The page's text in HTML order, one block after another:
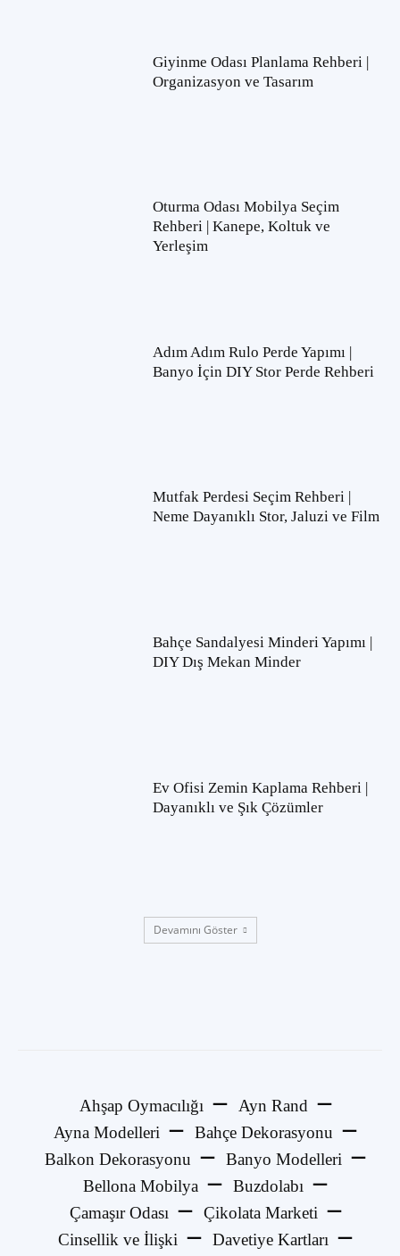
Giyinme Odası Planlama Rehberi |
Organizasyon ve Tasarım
Oturma Odası Mobilya Seçim
Rehberi | Kanepe, Koltuk ve
Yerleşim
Adım Adım Rulo Perde Yapımı |
Banyo İçin DIY Stor Perde Rehberi
Mutfak Perdesi Seçim Rehberi |
Neme Dayanıklı Stor, Jaluzi ve Film
Bahçe Sandalyesi Minderi Yapımı |
DIY Dış Mekan Minder
Ev Ofisi Zemin Kaplama Rehberi |
Dayanıklı ve Şık Çözümler
Devamını Göster
Ahşap Oymacılığı
Ayn Rand
Ayna Modelleri
Bahçe Dekorasyonu
Balkon Dekorasyonu
Banyo Modelleri
Bellona Mobilya
Buzdolabı
Çamaşır Odası
Çikolata Marketi
Cinsellik ve İlişki
Davetiye Kartları